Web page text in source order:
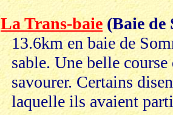
La Trans-baie(Baie de
13.6km en baie de
sable. Une belle
savourer. Certains
laquelle ils avaient